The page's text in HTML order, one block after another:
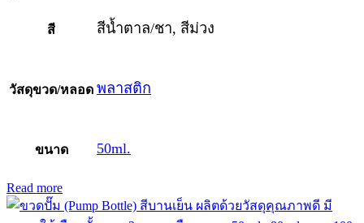
สี สีน้ำตาล/ชา, สีม่วง
วัสดุขวด/หลอด พลาสติก
ขนาด 50ml.
Read more